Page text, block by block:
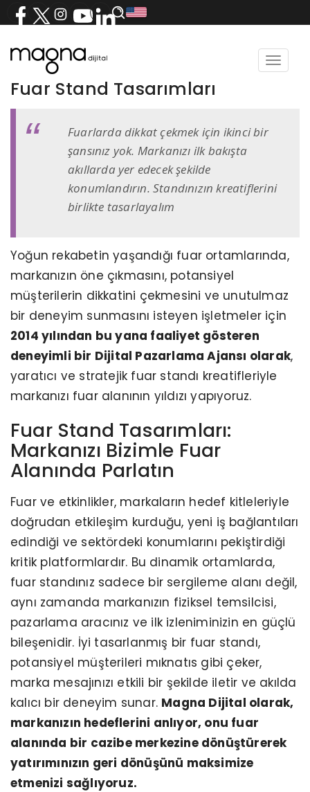
Toggle
Fuar Stand Tasarımları
Fuarlarda dikkat çekmek için ikinci bir
şansınız yok. Markanızı ilk bakışta
akıllarda yer edecek şekilde
konumlandırın. Standınızın kreatiflerini
birlikte tasarlayalım
Yoğun rekabetin yaşandığı fuar ortamlarında,
markanızın öne çıkmasını, potansiyel
müşterilerin dikkatini çekmesini ve unutulmaz
bir deneyim sunmasını isteyen işletmeler için
2014 yılından bu yana faaliyet gösteren
deneyimli bir Dijital Pazarlama Ajansı olarak,
yaratıcı ve stratejik fuar standı kreatifleriyle
markanızı fuar alanının yıldızı yapıyoruz.
Fuar Stand Tasarımları:
Markanızı Bizimle Fuar
Alanında Parlatın
Fuar ve etkinlikler, markaların hedef kitleleriyle
doğrudan etkileşim kurduğu, yeni iş bağlantıları
edindiği ve sektördeki konumlarını pekiştirdiği
kritik platformlardır. Bu dinamik ortamlarda,
fuar standınız sadece bir sergileme alanı değil,
aynı zamanda markanızın fiziksel temsilcisi,
pazarlama aracınız ve ilk izleniminizin en güçlü
bileşenidir. İyi tasarlanmış bir fuar standı,
potansiyel müşterileri mıknatıs gibi çeker,
marka mesajınızı etkili bir şekilde iletir ve akılda
kalıcı bir deneyim sunar. Magna Dijital olarak,
markanızın hedeflerini anlıyor, onu fuar
alanında bir cazibe merkezine dönüştürerek
yatırımınızın geri dönüşünü maksimize
etmenizi sağlıyoruz.